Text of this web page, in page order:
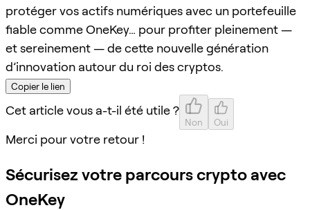
protéger vos actifs numériques avec un portefeuille
fiable comme OneKey… pour profiter pleinement —
et sereinement — de cette nouvelle génération
d’innovation autour du roi des cryptos.
Copier le lien
Cet article vous a-t-il été utile ?
Non Oui
Merci pour votre retour !
Sécurisez votre parcours crypto avec
OneKey